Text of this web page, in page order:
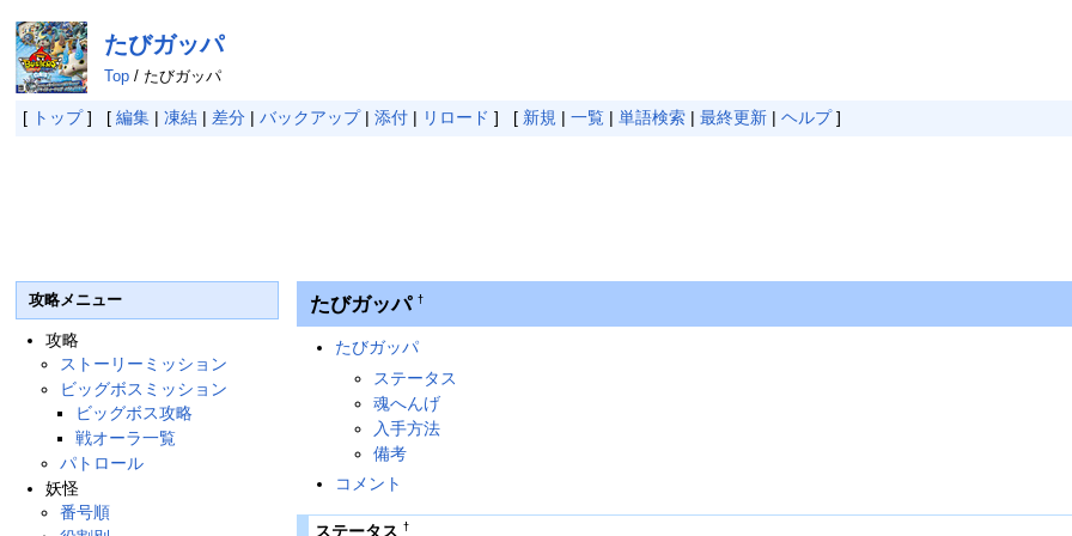
たびガッパ
Top / たびガッパ
[ トップ] [編集 |凍結 | 差分 |バックアップ|添付 | リロード ] [ 新規 |一覧 |単語検索 |最終更新 |ヘルプ]
たびガッパ †
たびガッパ
ステータス
魂へんげ
入手方法
備考
コメント
ステータス †
攻略メニュー
攻略
ストーリーミッション
ビッグボスミッション
ビッグボス攻略
戦オーラ一覧
パトロール
妖怪
番号順